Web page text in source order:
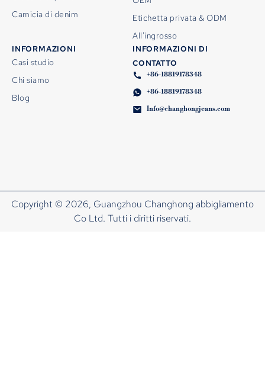
Camicia di denim
Etichetta privata & ODM
All'ingrosso
INFORMAZIONI
Casi studio
Chi siamo
Blog
INFORMAZIONI DI
CONTATTO
+86-18819178348
+86-18819178348
Info@changhongjeans.com
Copyright © 2026, Guangzhou Changhong abbigliamento
Co Ltd. Tutti i diritti riservati.